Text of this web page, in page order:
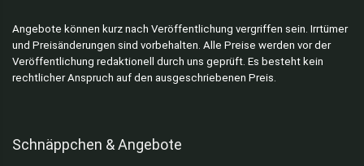
Angebote können kurz nach Veröffentlichung vergriffen sein. Irrtümer
und Preisänderungen sind vorbehalten. Alle Preise werden vor der
Veröffentlichung redaktionell durch uns geprüft. Es besteht kein
rechtlicher Anspruch auf den ausgeschriebenen Preis.
Schnäppchen & Angebote